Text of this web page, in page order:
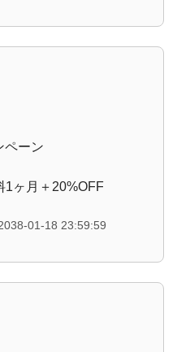
ペーン
1ヶ月＋20%OFF
01-18 23:59:59